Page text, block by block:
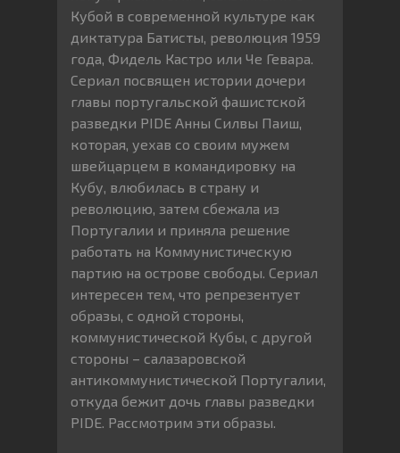
Кубой в современной культуре как
диктатура Батисты, революция 1959
года, Фидель Кастро или Че Гевара.
Сериал посвящен истории дочери
главы португальской фашистской
разведки PIDE Анны Силвы Паиш,
которая, уехав со своим мужем
швейцарцем в командировку на
Кубу, влюбилась в страну и
революцию, затем сбежала из
Португалии и приняла решение
работать на Коммунистическую
партию на острове свободы. Сериал
интересен тем, что репрезентует
образы, с одной стороны,
коммунистической Кубы, с другой
стороны – салазаровской
антикоммунистической Португалии,
откуда бежит дочь главы разведки
PIDE. Рассмотрим эти образы.